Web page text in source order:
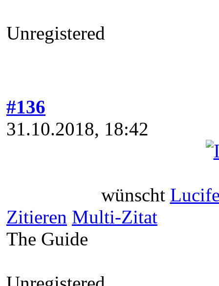
Unregistered
#136
31.10.2018, 18:42
wünscht
Zitieren Multi-Zitat
The Guide